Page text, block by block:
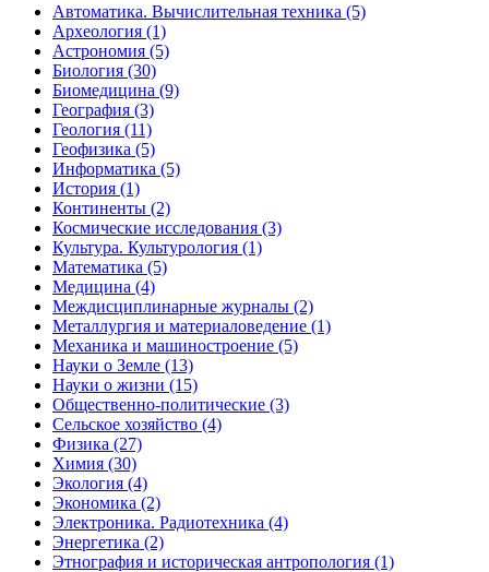
Автоматика. Вычислительная техника (5)
Археология (1)
Астрономия (5)
Биология (30)
Биомедицина (9)
География (3)
Геология (11)
Геофизика (5)
Информатика (5)
История (1)
Континенты (2)
Космические исследования (3)
Культура. Культурология (1)
Математика (5)
Медицина (4)
Междисциплинарные журналы (2)
Металлургия и материаловедение (1)
Механика и машиностроение (5)
Науки о Земле (13)
Науки о жизни (15)
Общественно-политические (3)
Сельское хозяйство (4)
Физика (27)
Химия (30)
Экология (4)
Экономика (2)
Электроника. Радиотехника (4)
Энергетика (2)
Этнография и историческая антропология (1)